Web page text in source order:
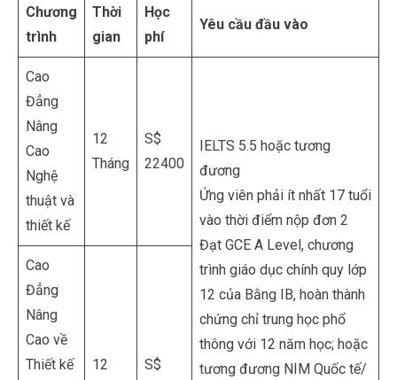
Chương
trình
Thời
gian
Học
phí
Yêu cầu đầu vào
Cao
Đẳng
Nâng
Cao
Nghệ
thuật và
thiết kế
12
Tháng
S$
22400
IELTS 5.5 hoặc tương
đương
Ứng viên phải ít nhất 17 tuổi
vào thời điểm nộp đơn 2
Đạt GCE A Level, chương
trình giáo dục chính quy lớp
12 của Bằng IB, hoàn thành
chứng chỉ trung học phổ
thông với 12 năm học; hoặc
tương đương NIM Quốc tế/
Cao
Đẳng
Nâng
Cao về
Thiết kế
12
S$